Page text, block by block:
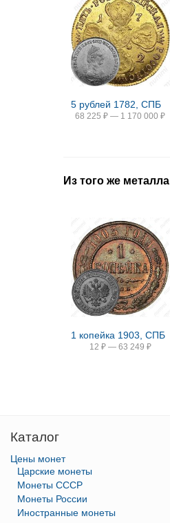
5 рублей 1782, СПБ
68 225 ₽ — 1 170 000 ₽
Из того же металла
1 копейка 1903, СПБ
12 ₽ — 63 249 ₽
Каталог
Цены монет
Царские монеты
Монеты СССР
Монеты России
Иностранные монеты